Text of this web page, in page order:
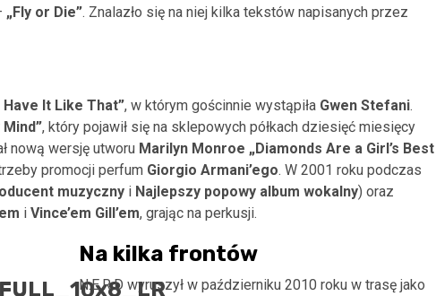
„Fly or Die”. Znalazło się na niej kilka tekstów napisanych przez
Have It Like That”, w którym gościnnie wystąpiła Gwen Stefani.
Mind”, który pojawił się na sklepowych półkach dziesięć miesięcy
nową wersję utworu Marilyn Monroe „Diamonds Are a Girl’s Best
promocji perfum Giorgio Armani’ego. W 2001 roku podczas
muzyczny i Najlepszy popowy album wokalny) oraz
i Vince’em Gill’em, grając na perkusji.
Na kilka frontów
N.E.R.D wyruszył w październiku 2010 roku w trasę jako